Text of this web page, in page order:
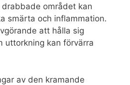
området kan
smärta och inflammation.
att hålla sig
uttorkning kan förvärra
av den kramande